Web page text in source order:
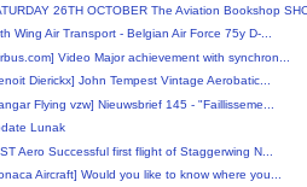
26TH OCTOBER The Aviation Bookshop
Wing Air Transport - Belgian Air Force 75y D-...
Video Major achievement with synchron...
Dierickx] John Tempest‎ Vintage Aerobatic...
Flying vzw] Nieuwsbrief 145 - "Faillisseme...
Lunak
Aero Successful first flight of Staggerwing N...
Aircraft] Would you like to know where you...